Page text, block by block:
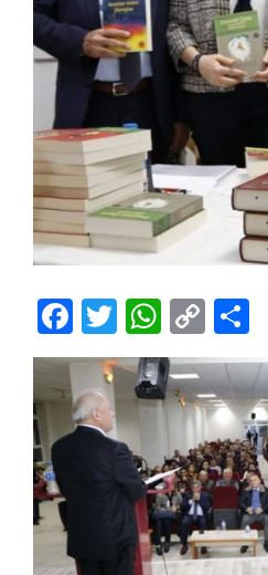
Facebook
TwitterCopy
Link